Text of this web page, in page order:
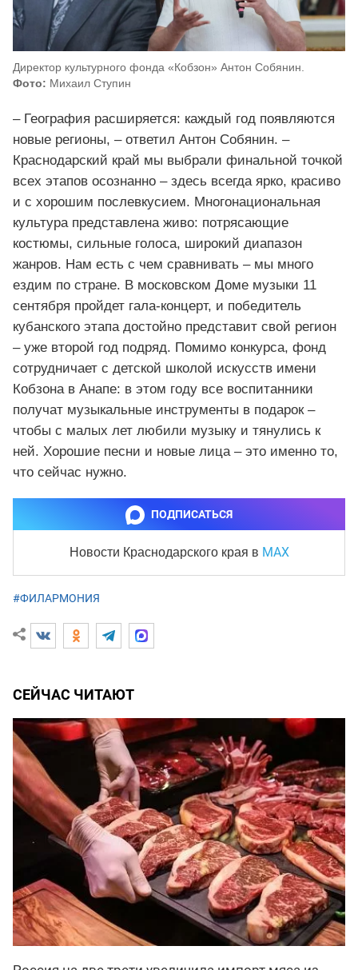
Директор культурного фонда «Кобзон» Антон Собянин.
Фото: Михаил Ступин
– География расширяется: каждый год появляются
новые регионы, – ответил Антон Собянин. –
Краснодарский край мы выбрали финальной точкой
всех этапов осознанно – здесь всегда ярко, красиво
и с хорошим послевкусием. Многонациональная
культура представлена живо: потрясающие
костюмы, сильные голоса, широкий диапазон
жанров. Нам есть с чем сравнивать – мы много
ездим по стране. В московском Доме музыки 11
сентября пройдет гала-концерт, и победитель
кубанского этапа достойно представит свой регион
– уже второй год подряд. Помимо конкурса, фонд
сотрудничает с детской школой искусств имени
Кобзона в Анапе: в этом году все воспитанники
получат музыкальные инструменты в подарок –
чтобы с малых лет любили музыку и тянулись к
ней. Хорошие песни и новые лица – это именно то,
что сейчас нужно.
ПОДПИСАТЬСЯ
Новости Краснодарского края в MAX
#ФИЛАРМОНИЯ
СЕЙЧАС ЧИТАЮТ